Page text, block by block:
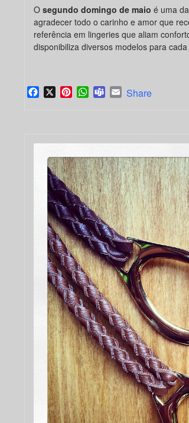
O segundo domingo de maio é uma
agradecer todo o carinho e amor que
referência em lingeries que aliam
disponibiliza diversos modelos para
Facebook
X PinterestWhatsApp
TeamsEmail
Share